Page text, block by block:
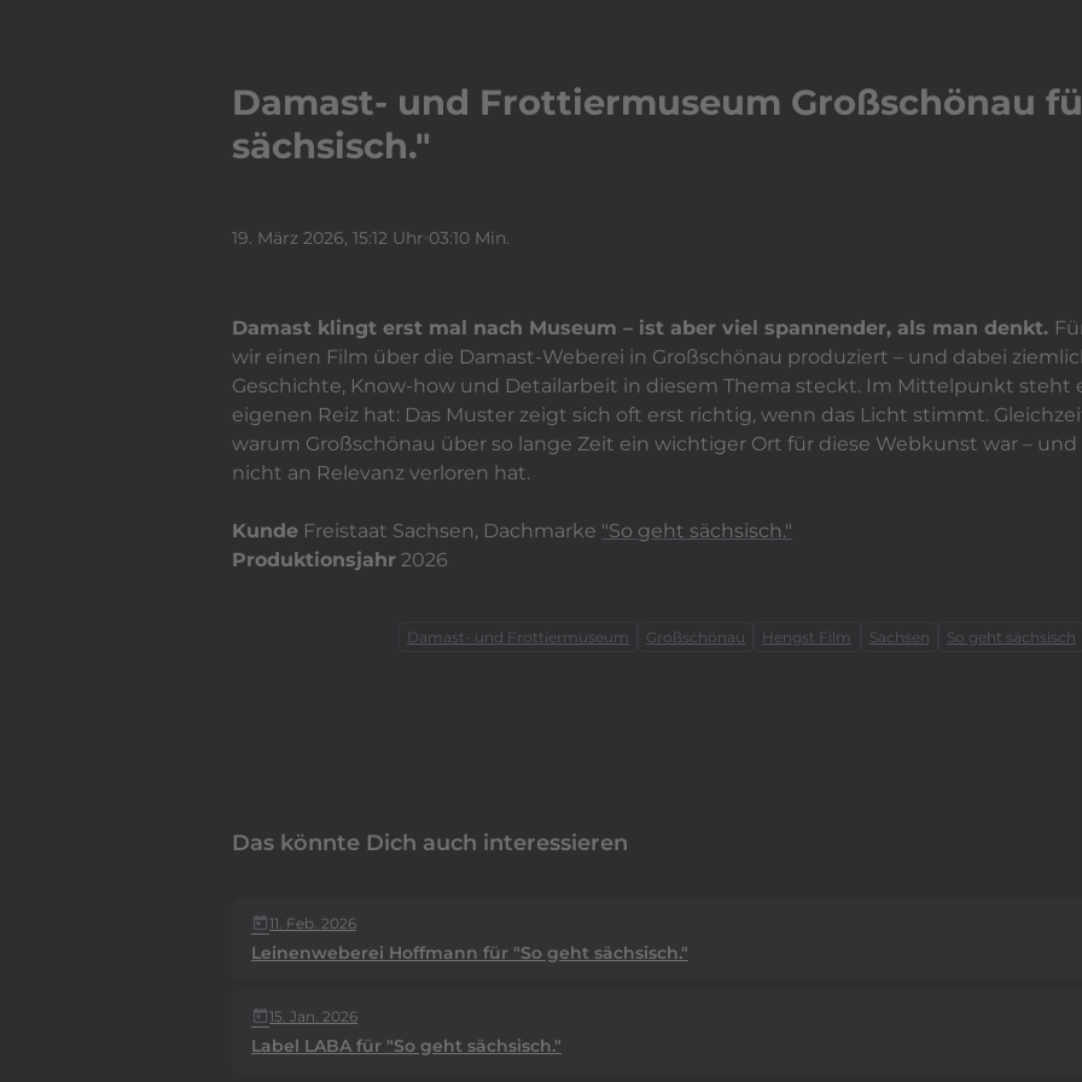
Damast- und Frottiermuseum Großschönau
sächsisch."
19. März 2026, 15:12 Uhr 03:10 Min.
Damast klingt erst mal nach Museum – ist aber viel spannender, als man denkt.
wir einen Film über die Damast-Weberei in Großschönau produziert – und dabei
Geschichte, Know-how und Detailarbeit in diesem Thema steckt. Im Mittelpunkt steht
eigenen Reiz hat: Das Muster zeigt sich oft erst richtig, wenn das Licht stimmt.
warum Großschönau über so lange Zeit ein wichtiger Ort für diese Webkunst war –
nicht an Relevanz verloren hat.
Kunde Freistaat Sachsen, Dachmarke "So geht sächsisch."
Produktionsjahr 2026
Damast- und Frottiermuseum Großschönau Hengst Film Sachsen So geht sächsisch
Das könnte Dich auch interessieren
today 11. Feb. 2026
Leinenweberei Hoffmann für "So geht sächsisch."
today 15. Jan. 2026
Label LABA für "So geht sächsisch."